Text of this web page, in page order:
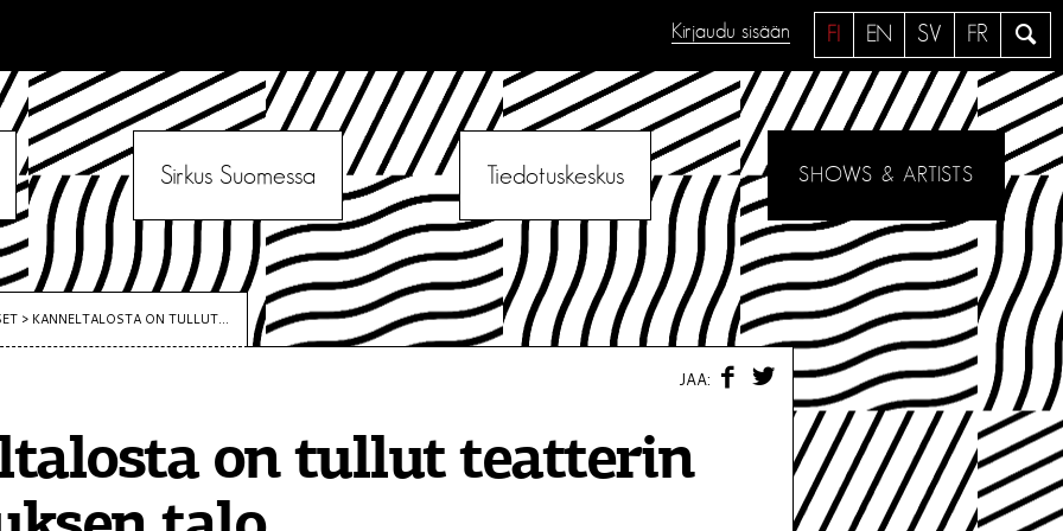
a
e
FI EN SV FR
Kirjaudu sisään
Sirkus Suomessa Tiedotuskeskus SHOWS & ARTISTS
> KANNELTALOSTA ON TULLUT...
on tullut teatterin
JAA:
F
W